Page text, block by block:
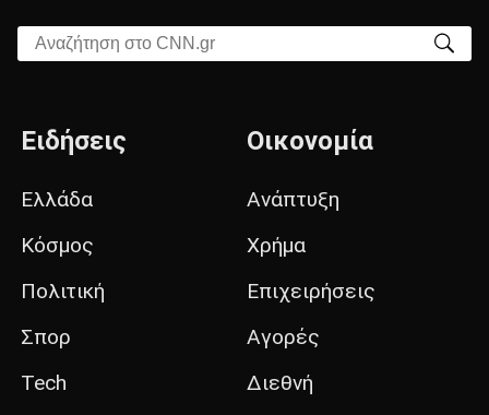
Αναζήτηση στο CNN.gr
Ειδήσεις
Ελλάδα
Κόσμος
Πολιτική
Σπορ
Tech
Οικονομία
Ανάπτυξη
Χρήμα
Επιχειρήσεις
Αγορές
Διεθνή